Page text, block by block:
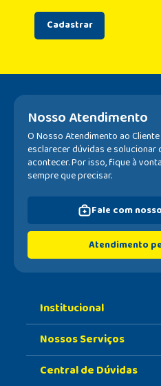
Cadastrar
Nosso Atendimento
O Nosso Atendimento ao
esclarecer dúvidas e
acontecer. Por isso, fique à
sempre que precisar.
Fale com
Atendimento
Institucional
Sobre A Nossa Drogaria
Nossa História
Nossos Serviços
Retire Na Loja
Central de Dúvidas